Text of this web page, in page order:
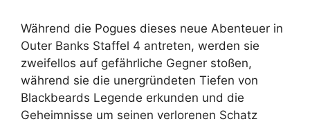
Während die Pogues dieses neue Abenteuer in
Outer Banks Staffel 4 antreten, werden sie
zweifellos auf gefährliche Gegner stoßen,
während sie die unergründeten Tiefen von
Blackbeards Legende erkunden und die
Geheimnisse um seinen verlorenen Schatz